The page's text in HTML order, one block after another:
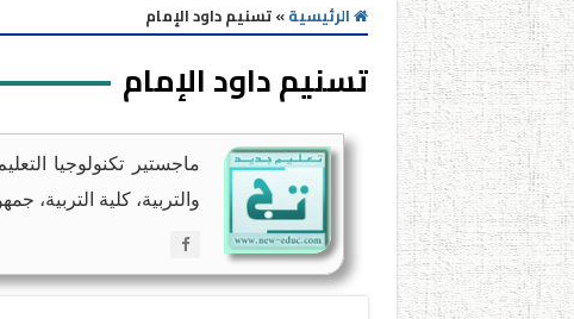
الرئيسية»تسنيم داود الإمام
تسنيم داود الإمام
ماجستير تكنولوجيا
والتربية، كلية التربية،